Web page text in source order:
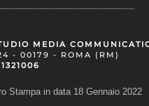
MEDIA
- 00179 - ROMA (RM)
Stampa in data 18 Gennaio 2022